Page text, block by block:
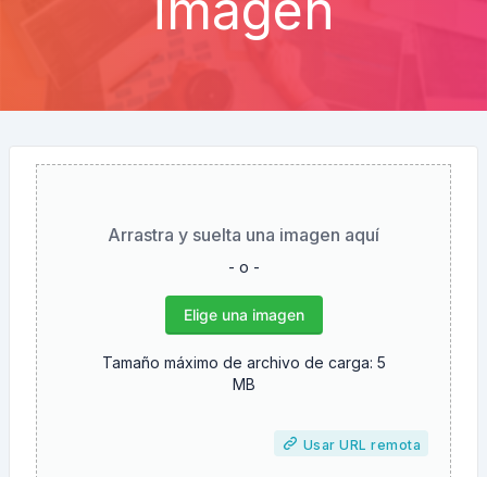
Arrastra y suelta una imagen aquí
- o -
Elige una imagen
Tamaño máximo de archivo de carga: 5
MB
Usar URL remota